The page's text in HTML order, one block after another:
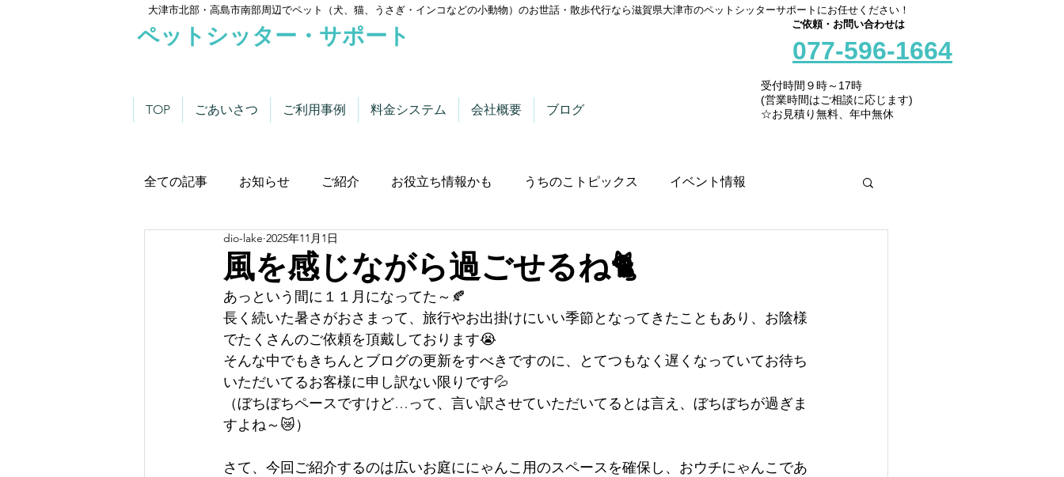
大津市北部・高島市南部周辺でペット（犬、猫、うさぎ・インコなどの小動物）のお世話・散歩代行なら滋賀県大津市のペットシッターサポートにお任せください！
ペットシッター・サポート
TOP ごあいさつ ご利用事例 料金システム 会社概要 ブログ
ご依頼・お問い合わせは
077-596-1664
受付時間９時～17時
(営業時間はご相談に応じます)
☆お見積り無料、年中無休
全ての記事 お知らせ ご紹介 お役立ち情報かも うちのこトピックス イベント情報
わんこにゃんこニュース
風を感じながら過ごせるね🐈
dio-lake 2025年11月1日
あっという間に１１月になってた～🍂
長く続いた暑さがおさまって、旅行やお出掛けにいい季節となってきたこともあり、お陰様
でたくさんのご依頼を頂戴しております😭
そんな中でもきちんとブログの更新をすべきですのに、とてつもなく遅くなっていてお待ち
いただいてるお客様に申し訳ない限りです💦
（ぼちぼちペースですけど…って、言い訳させていただいてるとは言え、ぼちぼちが過ぎま
すよね～😿）
さて、今回ご紹介するのは広いお庭ににゃんこ用のスペースを確保し、おウチにゃんこであ